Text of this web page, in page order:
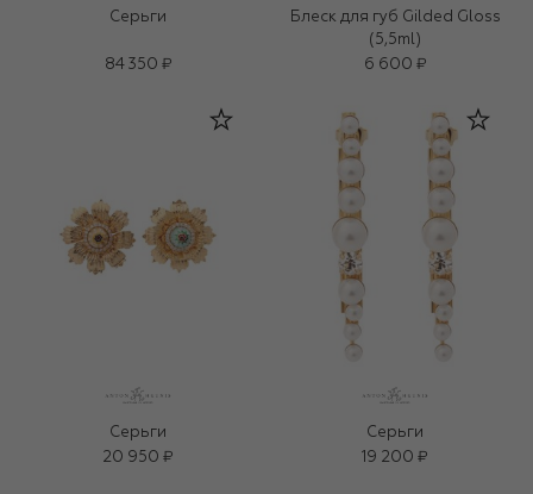
Серьги
84 350 ₽
Блеск для губ Gilded Gloss
(5,5ml)
6 600 ₽
Серьги
20 950 ₽
Серьги
19 200 ₽